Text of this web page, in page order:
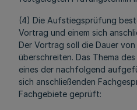
(4) Die Aufstiegsprüfung
Vortrag und einem sich
Der Vortrag soll die Dauer
überschreiten. Das Thema
eines der nachfolgend
sich anschließenden
Fachgebiete geprüft: